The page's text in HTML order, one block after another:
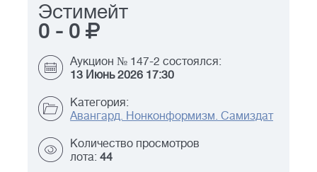
Эстимейт
0 - 0
Аукцион № 147-2 состоялся:
13 Июнь 2026 17:30
Категория:
Авангард. Нонконформизм. Самиздат
Количество просмотров
лота: 44